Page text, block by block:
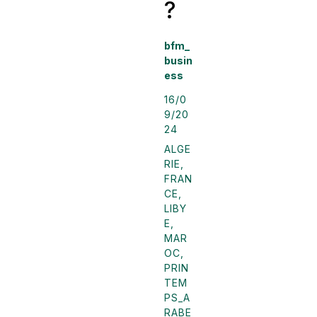
?
bfm_
busin
ess
16/0
9/20
24
ALGE
RIE
FRAN
CE
LIBY
E
MAR
OC
PRIN
TEM
PS_A
RABE